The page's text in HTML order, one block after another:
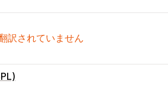
訳されていません